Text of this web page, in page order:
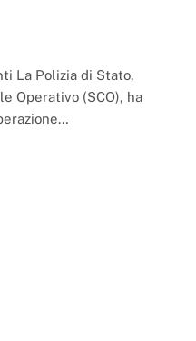
La Polizia di Stato,
Operativo (SCO), ha